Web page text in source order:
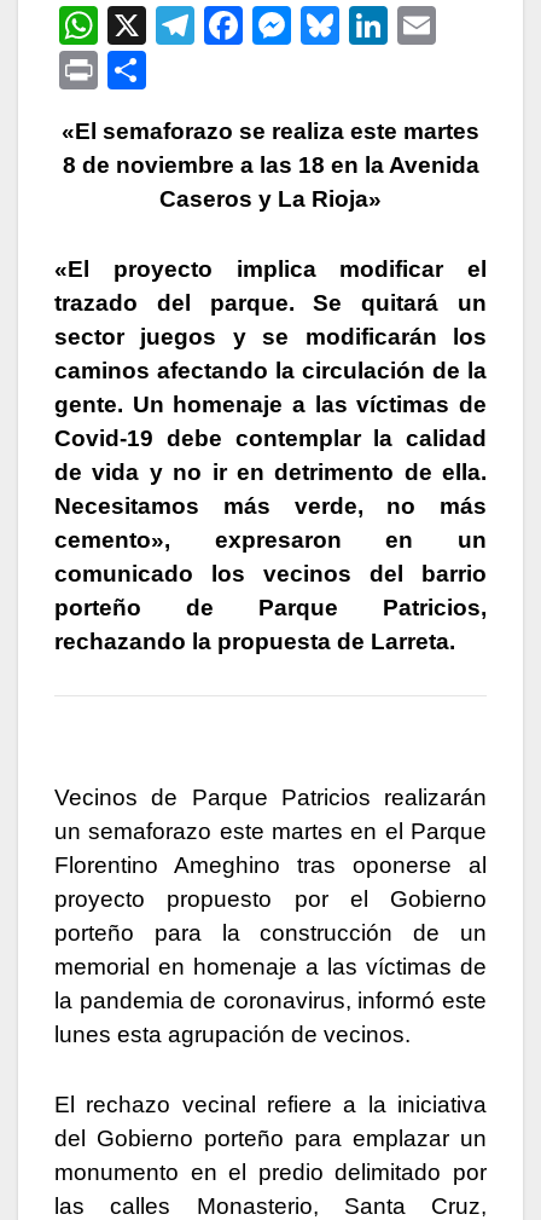
W
h
at
s
A
p
X
T
gr
a
m
F
e
b
o
o
k
M
s
e
n
g
er
Bl
s
k
y
Li
e
dI
P
nt m
p
tir
«El semaforazo se realiza este martes
8 de noviembre a las 18 en la Avenida
Caseros y La Rioja»
«El proyecto implica modificar el
trazado del parque. Se quitará un
sector juegos y se modificarán los
caminos afectando la circulación de la
gente. Un homenaje a las víctimas de
Covid-19 debe contemplar la calidad
de vida y no ir en detrimento de ella.
Necesitamos más verde, no más
cemento», expresaron en un
comunicado los vecinos del barrio
porteño de Parque Patricios,
rechazando la propuesta de Larreta.
Vecinos de Parque Patricios realizarán
un semaforazo este martes en el Parque
Florentino Ameghino tras oponerse al
proyecto propuesto por el Gobierno
porteño para la construcción de un
memorial en homenaje a las víctimas de
la pandemia de coronavirus, informó este
lunes esta agrupación de vecinos.
El rechazo vecinal refiere a la iniciativa
del Gobierno porteño para emplazar un
monumento en el predio delimitado por
las calles Monasterio, Santa Cruz,